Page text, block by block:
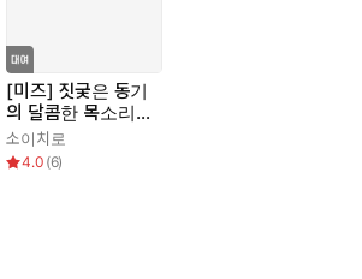
[미즈] 짓궂은 동기
의 달콤한 목소리로
함락
소이치로
4.0 (6)